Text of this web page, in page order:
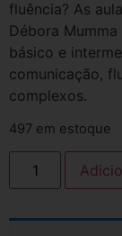
fluência? As
Débora
básico e
comunicação,
complexos.
497 em estoque